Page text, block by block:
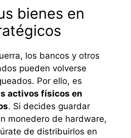
bienes en
los bancos y otros
pueden volverse
Por ello, es
activos físicos en
. Si decides guardar
monedero de hardware,
de distribuirlos en